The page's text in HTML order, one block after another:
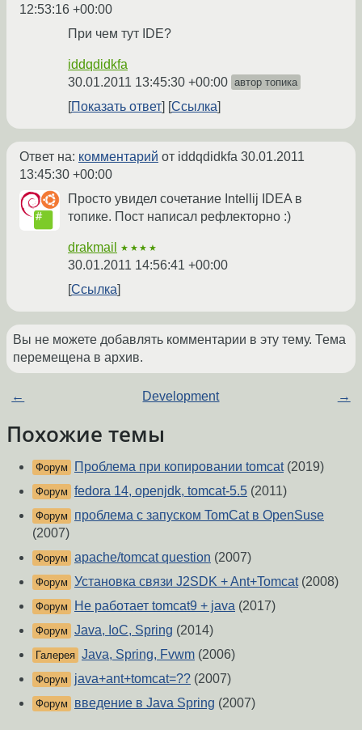
12:53:16 +00:00
При чем тут IDE?
iddqdidkfa
30.01.2011 13:45:30 +00:00 автор топика
Показать ответ Ссылка
Ответ на: комментарий от iddqdidkfa 30.01.2011
13:45:30 +00:00
Просто увидел сочетание Intellij IDEA в
топике. Пост написал рефлекторно :)
drakmail ★★★★
30.01.2011 14:56:41 +00:00
Ссылка
Вы не можете добавлять комментарии в эту тему. Тема
перемещена в архив.
← Development →
Похожие темы
Форум Проблема при копировании tomcat(2019)
Форум fedora 14, openjdk, tomcat-5.5 (2011)
Форум
проблема с запуском TomCat в OpenSuse
(2007)
Форум apache/tomcat question (2007)
Форум Установка связи J2SDK + Ant+Tomcat(2008)
Форум Не работает tomcat9 + java (2017)
Форум Java, IoC, Spring (2014)
Галерея Java, Spring, Fvwm (2006)
Форум java+ant+tomcat=?? (2007)
Форум введение в Java Spring (2007)